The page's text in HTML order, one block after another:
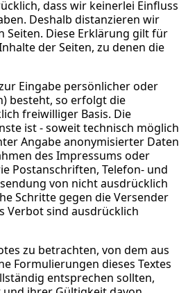
dass wir keinerlei Einfluss
Deshalb distanzieren wir
Seiten. Diese Erklärung gilt für
der Seiten, zu denen die
Eingabe persönlicher oder
besteht, so erfolgt die
freiwilliger Basis. Die
ist - soweit technisch möglich
Angabe anonymisierter Daten
des Impressums oder
Postanschriften, Telefon- und
von nicht ausdrücklich
Schritte gegen die Versender
Verbot sind ausdrücklich
zu betrachten, von dem aus
Formulierungen dieses Textes
entsprechen sollten,